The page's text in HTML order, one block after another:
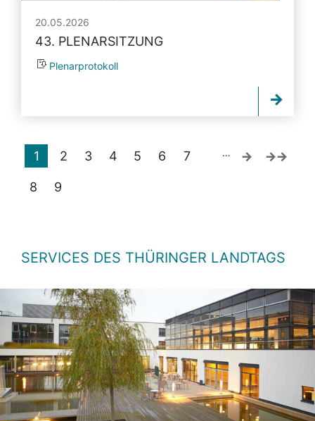
20.05.2026
43. PLENARSITZUNG
Plenarprotokoll
1 2 3 4 5 6 7
8 9
…
SERVICES DES THÜRINGER LANDTAGS